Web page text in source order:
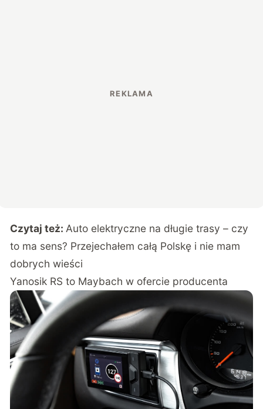
Czytaj też: Auto elektryczne na długie trasy – czy
to ma sens? Przejechałem całą Polskę i nie mam
dobrych wieści
Yanosik RS to Maybach w ofercie producenta